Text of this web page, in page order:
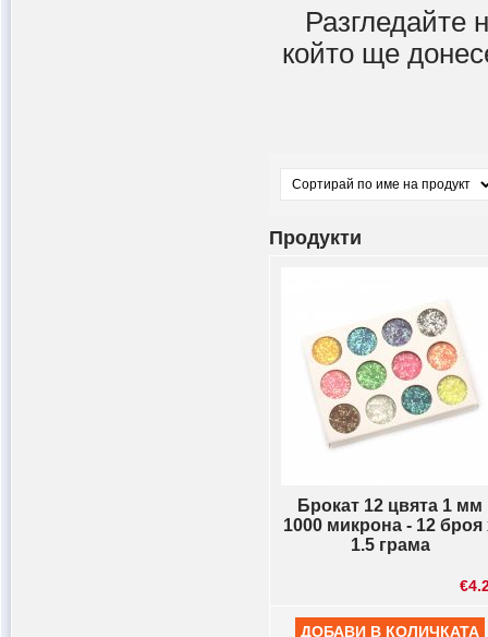
Разгледайте
който ще
Продукти
Брокат 12 цвята 1 мм
1000 микрона - 12 броя
1.5 грама